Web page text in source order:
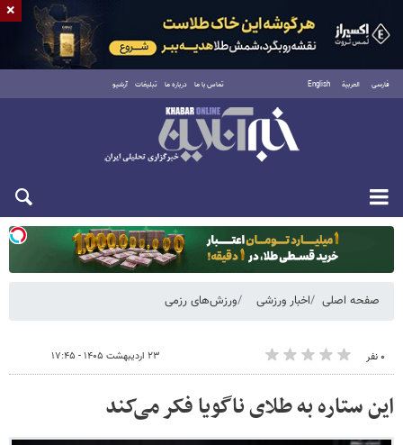
فارسی العربية English تماس با ما درباره ما تبلیغات آرشیو
یکشنبه ۱۸ مرداد ۱۴۰۵
صفحه اصلی اخبار ورزشی ورزش‌های رزمی
۰ نفر ۲۳ اردیبهشت ۱۴۰۵ - ۱۷:۴۵
این ستاره به طلای ناگویا فکر می‌کند
×